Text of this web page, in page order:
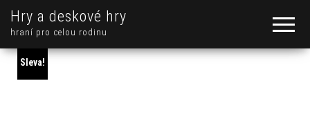
Hry a deskové hry
hraní pro celou rodinu
Sleva!